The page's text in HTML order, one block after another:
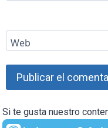
Web
Si te gusta nuestro